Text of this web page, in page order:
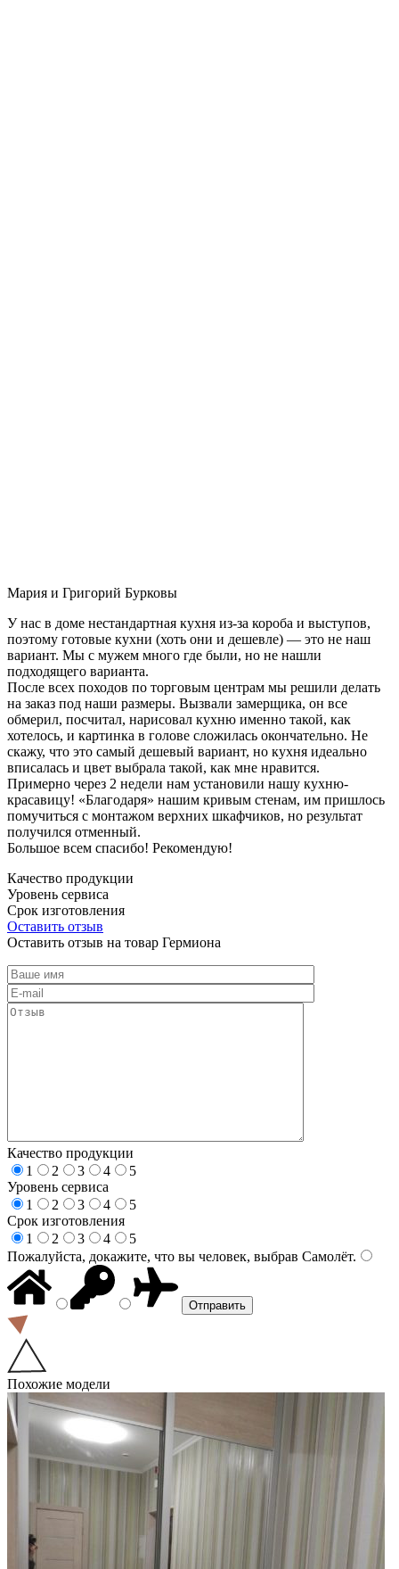
Мария и Григорий Бурковы
У нас в доме нестандартная кухня из-за короба и выступов,
поэтому готовые кухни (хоть они и дешевле) — это не наш
вариант. Мы с мужем много где были, но не нашли
подходящего варианта.
После всех походов по торговым центрам мы решили делать
на заказ под наши размеры. Вызвали замерщика, он все
обмерил, посчитал, нарисовал кухню именно такой, как
хотелось, и картинка в голове сложилась окончательно. Не
скажу, что это самый дешевый вариант, но кухня идеально
вписалась и цвет выбрала такой, как мне нравится.
Примерно через 2 недели нам установили нашу кухню-
красавицу! «Благодаря» нашим кривым стенам, им пришлось
помучиться с монтажом верхних шкафчиков, но результат
получился отменный.
Большое всем спасибо! Рекомендую!
Качество продукции
Уровень сервиса
Срок изготовления
Оставить отзыв
Оставить отзыв на товар Гермиона
Качество продукции
1
2 3 4
5
Уровень сервиса
1
2 3 4
5
Срок изготовления
1
2 3 4
5
Пожалуйста, докажите, что вы человек, выбрав Самолёт.
Похожие модели